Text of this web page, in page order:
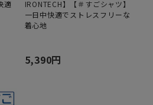
適
IRONTECH】【＃すごシャツ】
一日中快適でストレスフリーな
着心地
5,390円